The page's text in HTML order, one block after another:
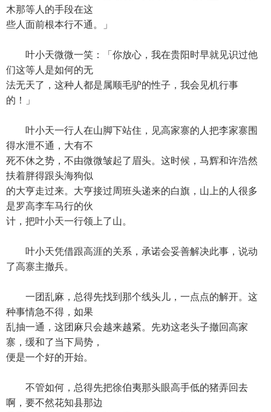
木那等人的手段在这
些人面前根本行不通。」
叶小天微微一笑：「你放心，我在贵阳时早就见识过他
们这等人是如何的无
法无天了，这种人都是属顺毛驴的性子，我会见机行事
的！」
叶小天一行人在山脚下站住，见高家寨的人把李家寨围
得水泄不通，大有不
死不休之势，不由微微皱起了眉头。这时候，马辉和许浩然
扶着胖得跟头海狗似
的大亨走过来。大亨接过周班头递来的白旗，山上的人很多
是罗高李车马行的伙
计，把叶小天一行领上了山。
叶小天凭借跟高涯的关系，承诺会妥善解决此事，说动
了高寨主撤兵。
一团乱麻，总得先找到那个线头儿，一点点的解开。这
种事情急不得，如果
乱抽一通，这团麻只会越来越紧。先劝这老头子撤回高家
寨，缓和了当下局势，
便是一个好的开始。
不管如何，总得先把徐伯夷那头眼高手低的猪弄回去
啊，要不然花知县那边